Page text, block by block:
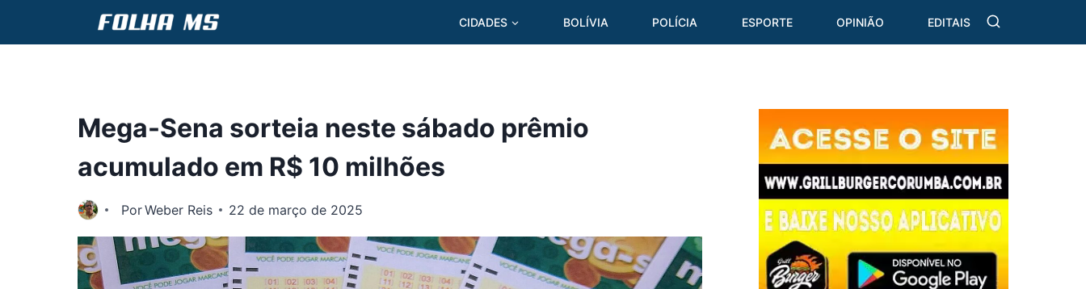
CIDADES BOLÍVIA POLÍCIA ESPORTE OPINIÃO EDITAIS
Mega-Sena sorteia neste sábado prêmio
acumulado em R$ 10 milhões
PorWeber Reis 22 de março de 2025